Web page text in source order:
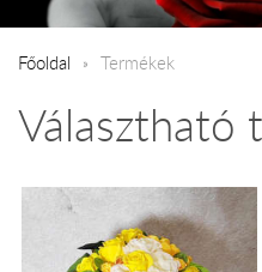
Főoldal Termékek
Választható